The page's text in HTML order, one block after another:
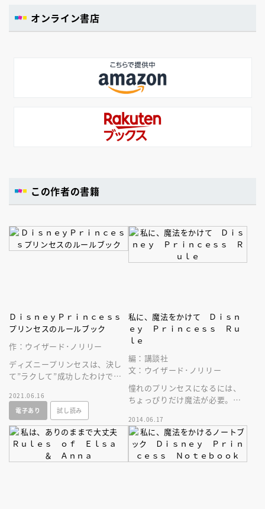
オンライン書店
この作者の書籍
ＤｉｓｎｅｙＰｒｉｎｃｅｓｓ
プリンセスのルールブック
作：ウイザード･ノリリー
ディズニープリンセスは、決し
て”ラクして”成功したわけでは
組のルール！
2021.06.16
電子あり
試し読み
私に、魔法をかけて Ｄｉｓｎ
ｅｙ Ｐｒｉｎｃｅｓｓ Ｒｕ
ｌｅ
編：講談社
文：ウイザード･ノリリー
憧れのプリンセスになるには、
ちょっぴりだけ魔法が必要。優
っとあなたの中のプリンセスに
出会える！
2014.06.17